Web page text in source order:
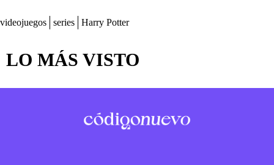
videojuegos series Harry Potter
LO MÁS VISTO